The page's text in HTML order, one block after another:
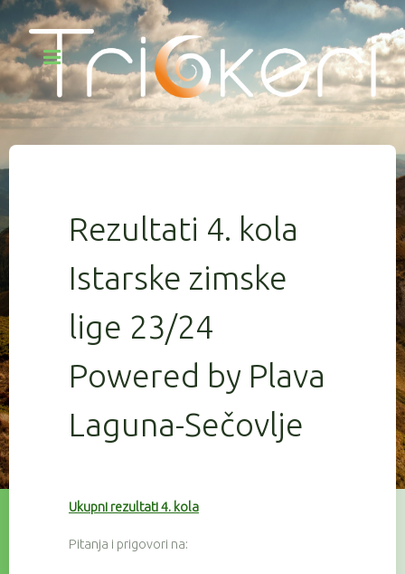
Rezultati 4. kola
Istarske zimske
lige 23/24
Powered by Plava
Laguna-Sečovlje
Ukupni rezultati 4. kola
Pitanja i prigovori na: